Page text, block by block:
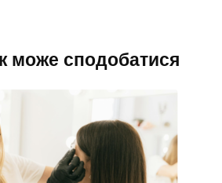
може сподобатися